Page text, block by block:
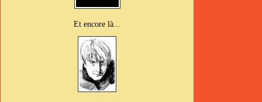
Et encore là...